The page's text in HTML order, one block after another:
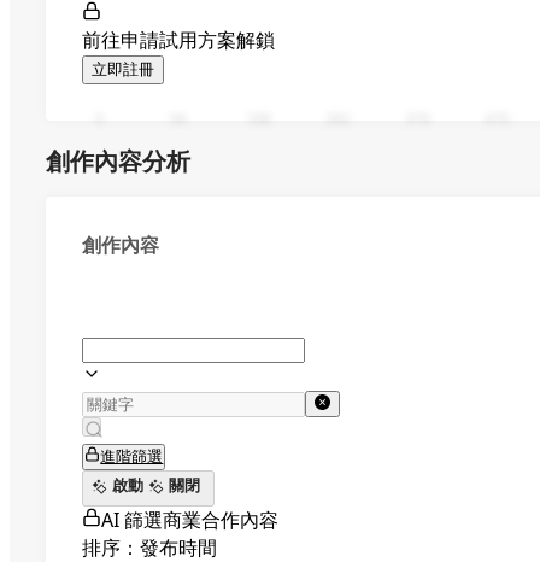
前往申請試用方案解鎖
立即註冊
創作內容分析
創作內容
進階篩選
啟動
關閉
AI 篩選商業合作內容
排序：發布時間